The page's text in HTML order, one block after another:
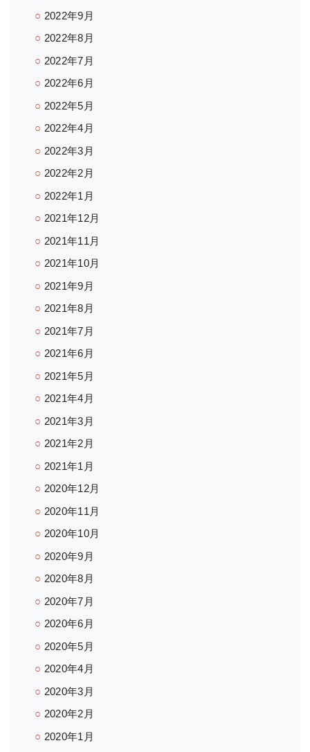
2022年9月
2022年8月
2022年7月
2022年6月
2022年5月
2022年4月
2022年3月
2022年2月
2022年1月
2021年12月
2021年11月
2021年10月
2021年9月
2021年8月
2021年7月
2021年6月
2021年5月
2021年4月
2021年3月
2021年2月
2021年1月
2020年12月
2020年11月
2020年10月
2020年9月
2020年8月
2020年7月
2020年6月
2020年5月
2020年4月
2020年3月
2020年2月
2020年1月